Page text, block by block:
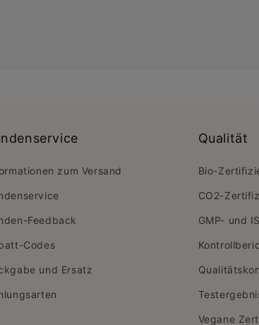
zum Versand
Feedback
Codes
und Ersatz
Qualität
Bio-
CO2-
GMP- und
Vegane